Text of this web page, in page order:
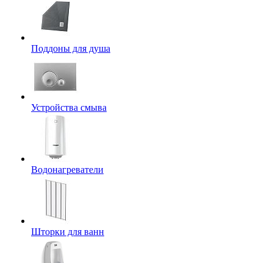
Поддоны для душа
Устройства смыва
Водонагреватели
Шторки для ванн